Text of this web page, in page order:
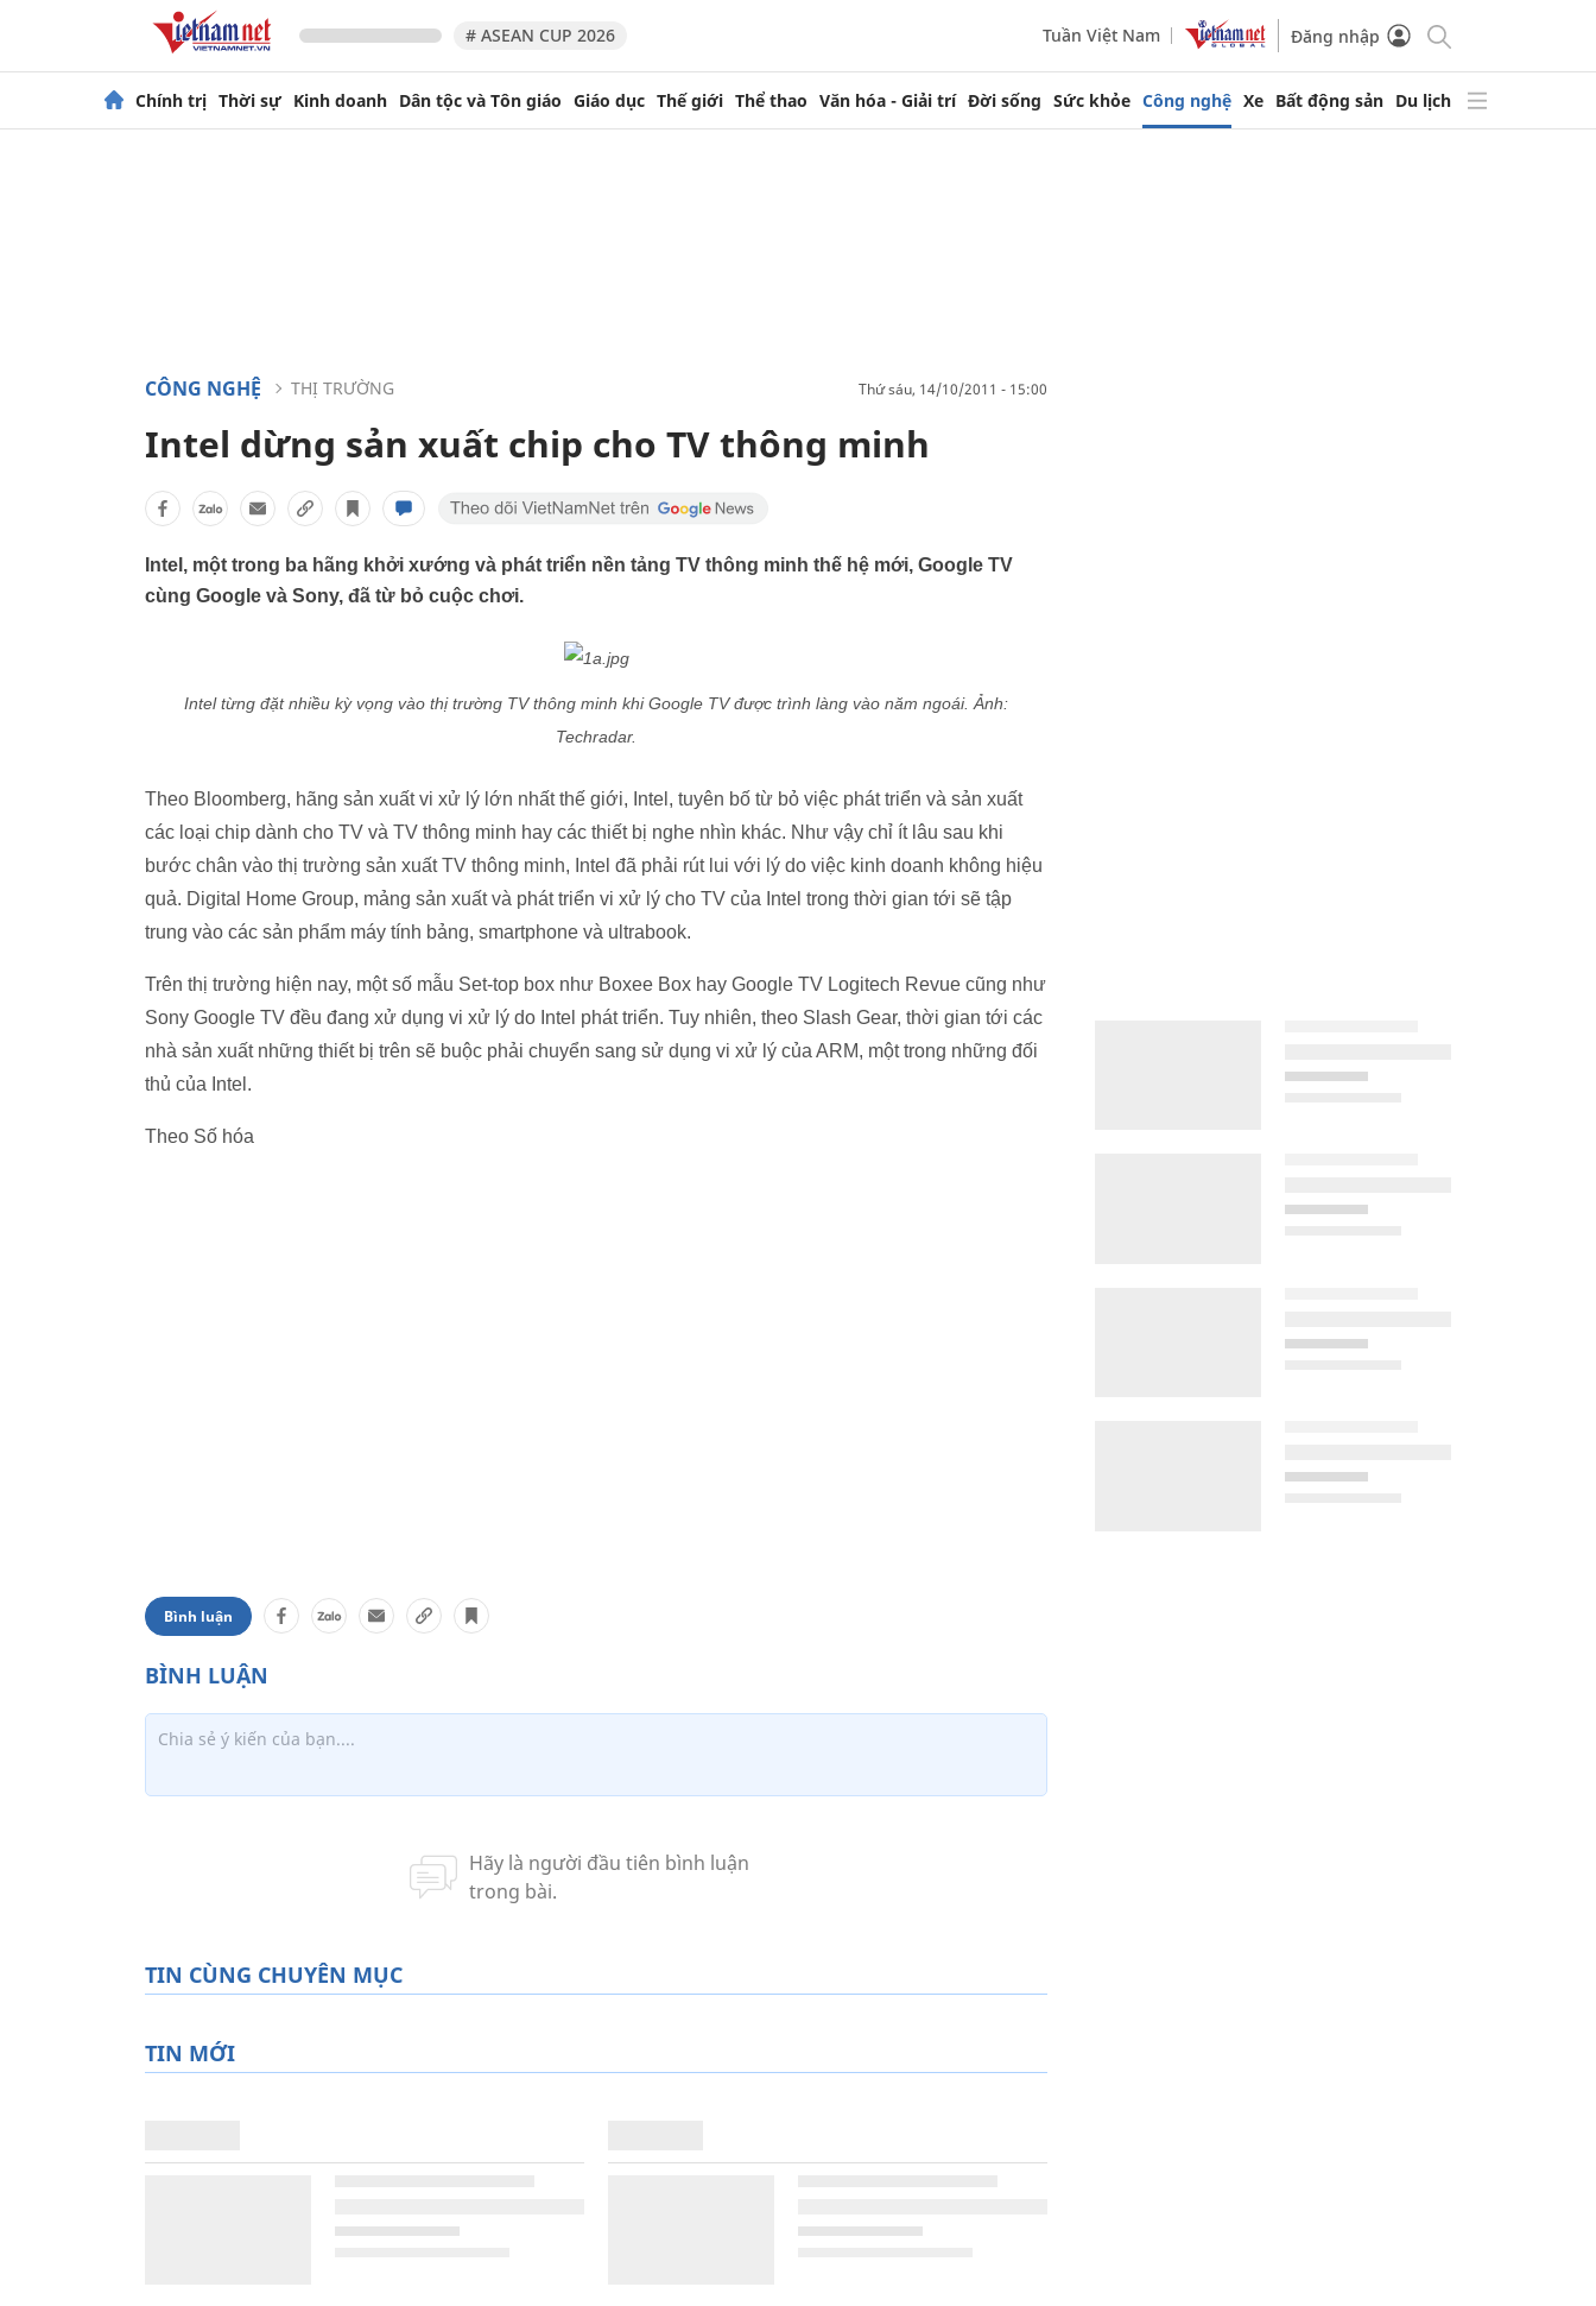
# ASEAN CUP 2026 Tuần Việt Nam Đăng nhập
Chính trị Thời sự Kinh doanh Dân tộc và Tôn giáo Giáo dục Thế giới Thể thao Văn hóa - Giải trí Đời sống Sức khỏe Công nghệ Xe Bất động sản Du lịch
CÔNG NGHỆ THỊ TRƯỜNG thứ sáu, 14/10/2011 - 15:00
Intel dừng sản xuất chip cho TV thông minh
Intel, một trong ba hãng khởi xướng và phát triển nền tảng TV thông minh thế hệ mới, Google TV
cùng Google và Sony, đã từ bỏ cuộc chơi.
Intel từng đặt nhiều kỳ vọng vào thị trường TV thông minh khi Google TV được trình làng vào năm ngoái. Ảnh:
Techradar.
Theo Bloomberg, hãng sản xuất vi xử lý lớn nhất thế giới, Intel, tuyên bố từ bỏ việc phát triển và sản xuất
các loại chip dành cho TV và TV thông minh hay các thiết bị nghe nhìn khác. Như vậy chỉ ít lâu sau khi
bước chân vào thị trường sản xuất TV thông minh, Intel đã phải rút lui với lý do việc kinh doanh không hiệu
quả. Digital Home Group, mảng sản xuất và phát triển vi xử lý cho TV của Intel trong thời gian tới sẽ tập
trung vào các sản phẩm máy tính bảng, smartphone và ultrabook.
Trên thị trường hiện nay, một số mẫu Set-top box như Boxee Box hay Google TV Logitech Revue cũng như
Sony Google TV đều đang xử dụng vi xử lý do Intel phát triển. Tuy nhiên, theo Slash Gear, thời gian tới các
nhà sản xuất những thiết bị trên sẽ buộc phải chuyển sang sử dụng vi xử lý của ARM, một trong những đối
thủ của Intel.
Theo Số hóa
Bình luận
TIN CÙNG CHUYÊN MỤC
TIN MỚI